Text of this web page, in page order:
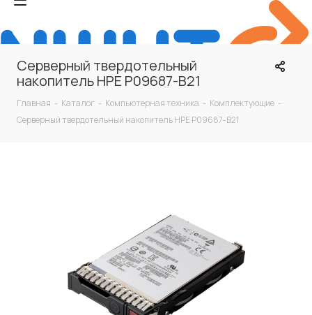
Серверный твердотельный
накопитель HPE P09687-B21
Главная - Каталог - Компьютерная техника - Комплектующие -
Серверный твердотельный накопитель HPE P09687-B21